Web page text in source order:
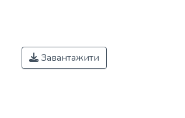
Завантажити